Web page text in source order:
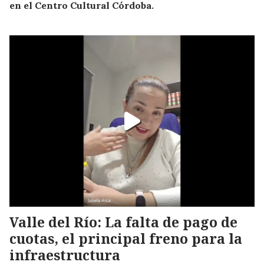
en el Centro Cultural Córdoba.
Valle del Río: La falta de pago de
cuotas, el principal freno para la
infraestructura